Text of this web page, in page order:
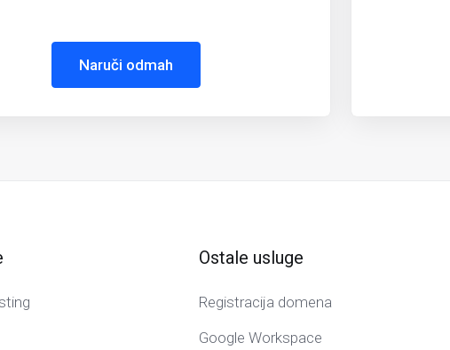
Naruči odmah
Ostale usluge
Registracija domena
Google Workspace